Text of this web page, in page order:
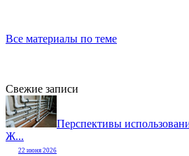
Все материалы по теме
Свежие записи
Перспективы
Ж...
22 июня 2026